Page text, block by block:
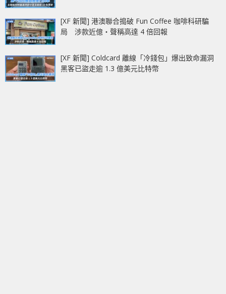
[XF 新聞] 港澳聯合搗破 Fun Coffee 咖啡科研騙
局 涉款近億‧聲稱高達 4 倍回報
[XF 新聞] Coldcard 離線「冷錢包」爆出致命漏洞
黑客已盜走逾 1.3 億美元比特幣